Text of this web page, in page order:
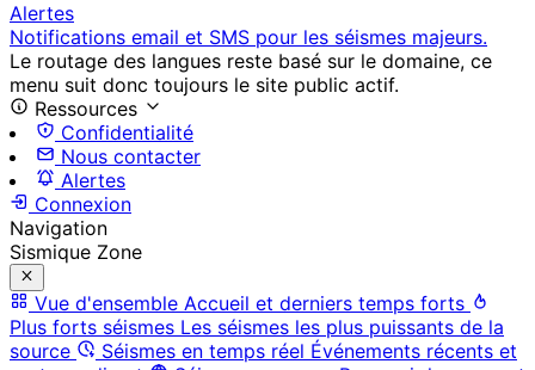
Alertes
Notifications email et SMS pour les séismes majeurs.
Le routage des langues reste basé sur le domaine, ce
menu suit donc toujours le site public actif.
Ressources
Confidentialité
Nous contacter
Alertes
Connexion
Navigation
Sismique Zone
Vue d'ensemble Accueil et derniers temps forts
Plus forts séismes Les séismes les plus puissants de la
source
Séismes en temps réel Événements récents et